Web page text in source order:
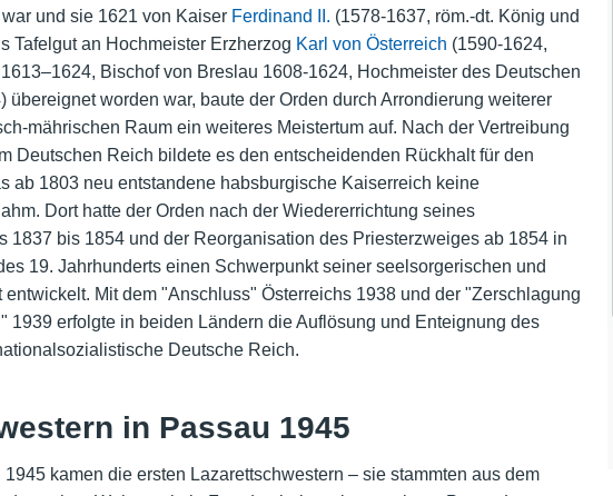
und sie 1621 von Kaiser Ferdinand II. (1578-1637, röm.-dt. König und
Tafelgut an Hochmeister Erzherzog Karl von Österreich (1590-1624,
Bischof von Breslau 1608-1624, Hochmeister des Deutschen
übereignet worden war, baute der Orden durch Arrondierung weiterer
mährischen Raum ein weiteres Meistertum auf. Nach der Vertreibung
Deutschen Reich bildete es den entscheidenden Rückhalt für den
ab 1803 neu entstandene habsburgische Kaiserreich keine
Dort hatte der Orden nach der Wiedererrichtung seines
1837 bis 1854 und der Reorganisation des Priesterzweiges ab 1854 in
19. Jahrhunderts einen Schwerpunkt seiner seelsorgerischen und
entwickelt. Mit dem "Anschluss" Österreichs 1938 und der "Zerschlagung
1939 erfolgte in beiden Ländern die Auflösung und Enteignung des
Deutsche Reich.
in Passau 1945
1945 kamen die ersten Lazarettschwestern – sie stammten aus dem